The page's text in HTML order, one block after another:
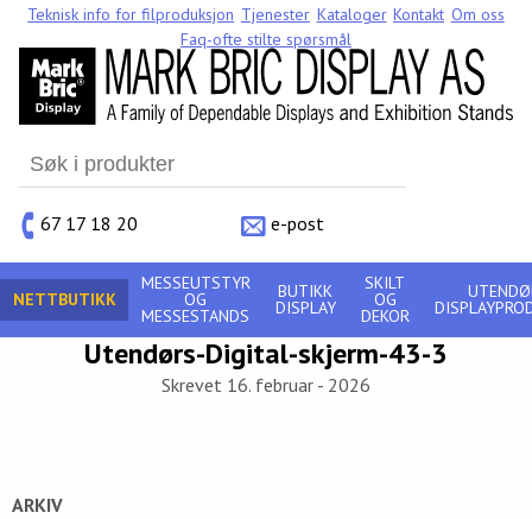
Search
for:
67 17 18 20
e-post
Teknisk info for filproduksjon Tjenester Kataloger Kontakt Om oss
Faq-ofte stilte spørsmål
NETTBUTIKK
MESSEUTSTYR
OG
MESSESTANDS
BUTIKK
DISPLAY
SKILT
OG
DEKOR
Utendørs-Digital-skjerm-43-3
Skrevet 16. februar - 2026
ARKIV